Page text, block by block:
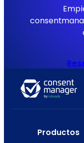
Productos